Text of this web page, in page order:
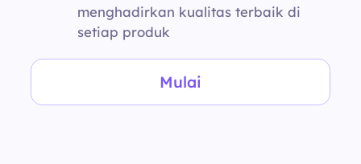
menghadirkan kualitas terbaik di
setiap produk
Mulai